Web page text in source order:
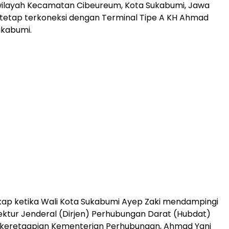
Kecamatan Cibeureum, Kota Sukabumi, Jawa
terkoneksi dengan Terminal Tipe A KH Ahmad
ketika Wali Kota Sukabumi Ayep Zaki mendampingi
Jenderal (Dirjen) Perhubungan Darat (Hubdat)
Kementerian Perhubungan, Ahmad Yani